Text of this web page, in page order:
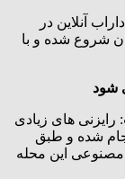
آنلاین در
شروع شده و با
شود
های زیادی
شده و طبق
مصنوعی این محله